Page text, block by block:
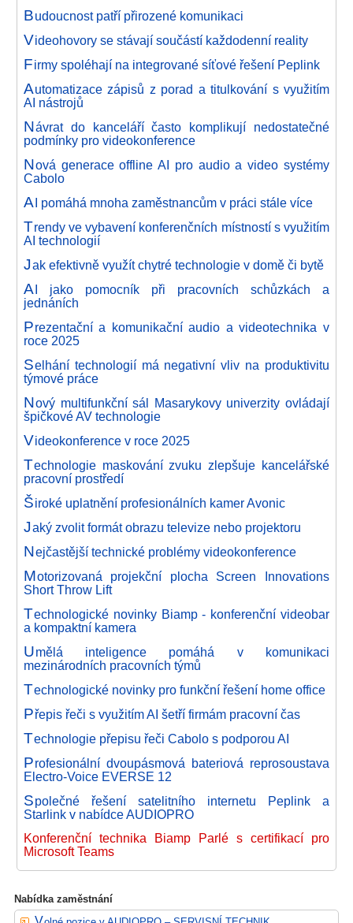
Budoucnost patří přirozené komunikaci
Videohovory se stávají součástí každodenní reality
Firmy spoléhají na integrované síťové řešení Peplink
Automatizace zápisů z porad a titulkování s využitím
AI nástrojů
Návrat do kanceláří často komplikují nedostatečné
podmínky pro videokonference
Nová generace offline AI pro audio a video systémy
Cabolo
A I pomáhá mnoha zaměstnancům v práci stále více
Trendy ve vybavení konferenčních místností s využitím
AI technologií
Jak efektivně využít chytré technologie v domě či bytě
A I jako pomocník při pracovních schůzkách a
jednáních
Prezentační a komunikační audio a videotechnika v
roce 2025
Selhání technologií má negativní vliv na produktivitu
týmové práce
Nový multifunkční sál Masarykovy univerzity ovládají
špičkové AV technologie
Videokonference v roce 2025
Technologie maskování zvuku zlepšuje kancelářské
pracovní prostředí
Široké uplatnění profesionálních kamer Avonic
Jaký zvolit formát obrazu televize nebo projektoru
Nejčastější technické problémy videokonference
Motorizovaná projekční plocha Screen Innovations
Short Throw Lift
Technologické novinky Biamp - konferenční videobar
a kompaktní kamera
Umělá inteligence pomáhá v komunikaci
mezinárodních pracovních týmů
Technologické novinky pro funkční řešení home office
Přepis řeči s využitím AI šetří firmám pracovní čas
Technologie přepisu řeči Cabolo s podporou AI
Profesionální dvoupásmová bateriová reprosoustava
Electro-Voice EVERSE 12
Společné řešení satelitního internetu Peplink a
Starlink v nabídce AUDIOPRO
Konferenční technika Biamp Parlé s certifikací pro
Microsoft Teams
Nabídka zaměstnání